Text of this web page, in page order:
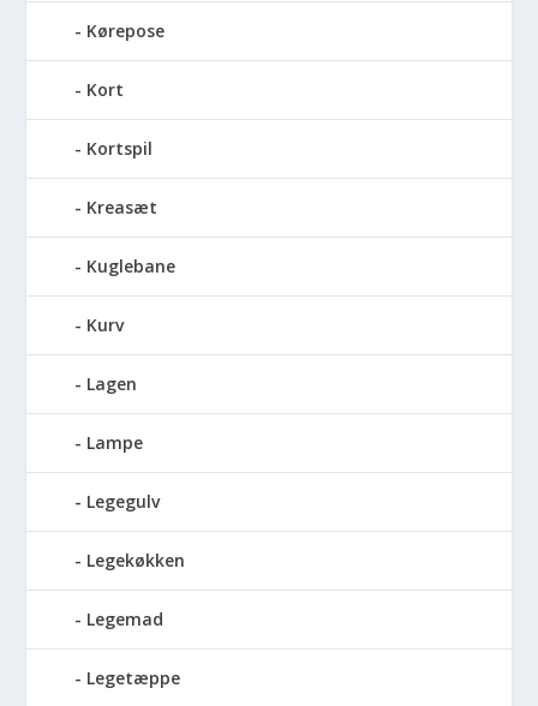
Kørepose
Kort
Kortspil
Kreasæt
Kuglebane
Kurv
Lagen
Lampe
Legegulv
Legekøkken
Legemad
Legetæppe